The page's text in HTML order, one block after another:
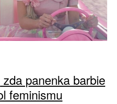
panenka barbie
feminismu